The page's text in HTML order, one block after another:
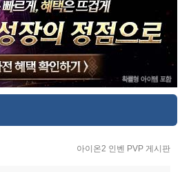
아이온2 인벤 PVP 게시판